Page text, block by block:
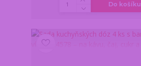
Do košíku